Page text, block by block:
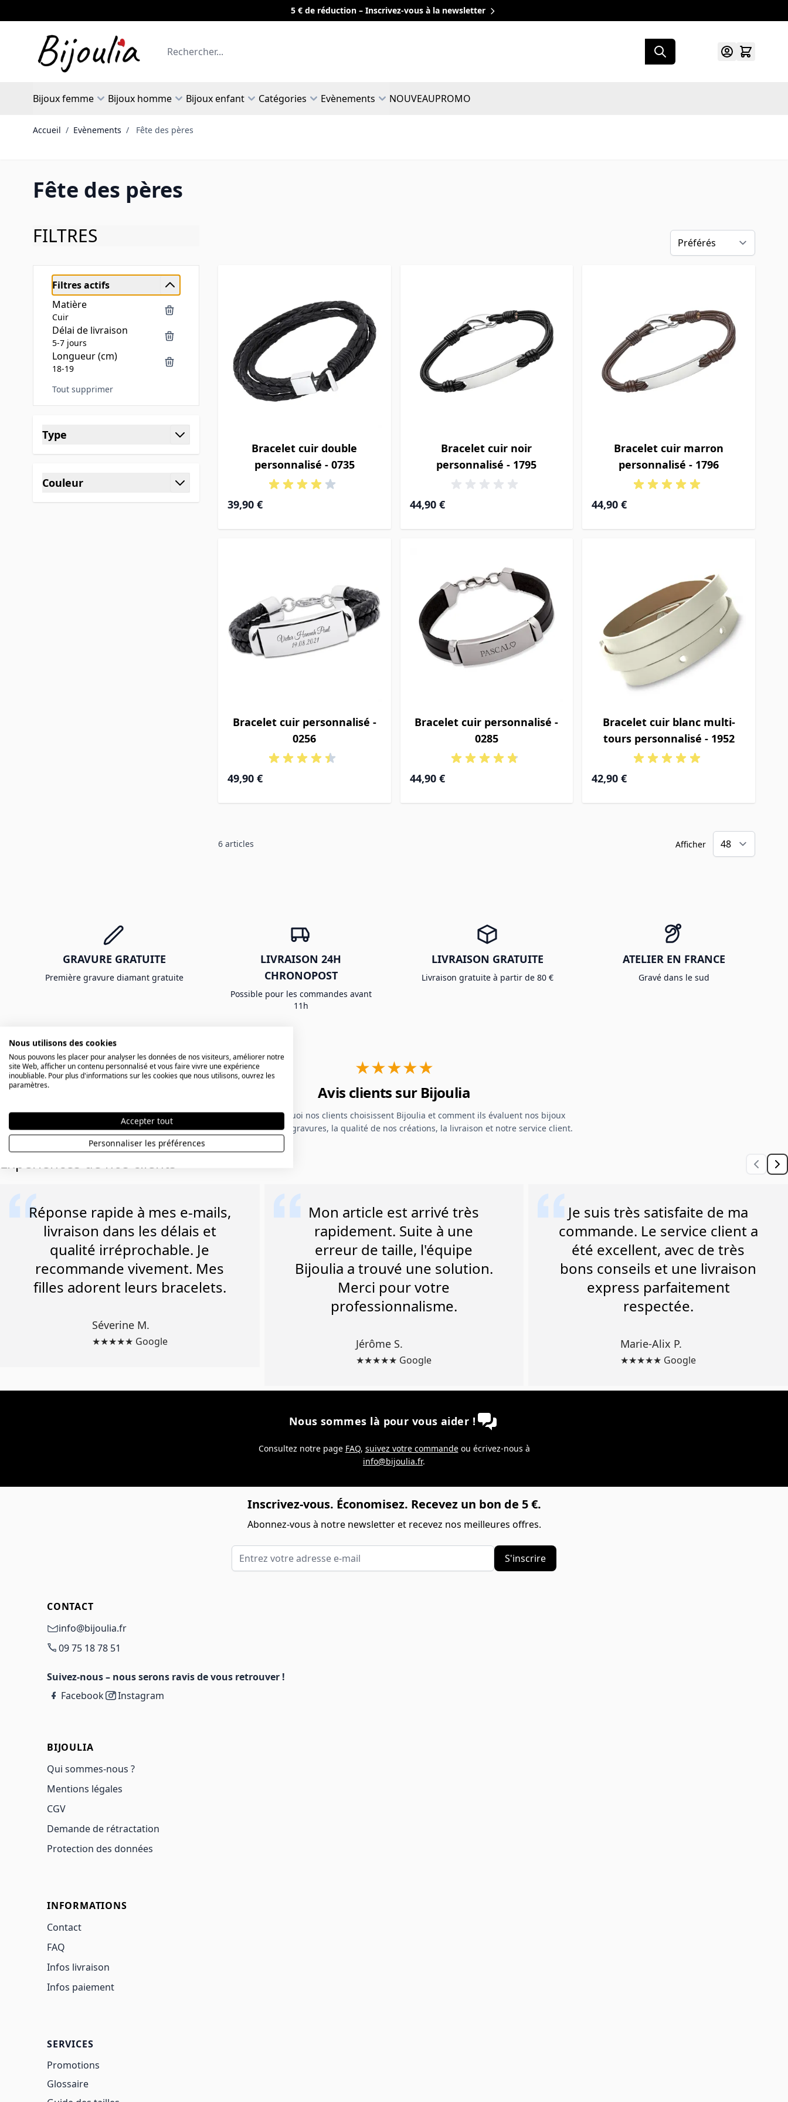
5 € de réduction – Inscrivez-vous à la newsletter
Rechercher
Bijoux femme Bijoux homme Bijoux enfant Catégories Evènements NOUVEAUPROMO
Accueil / Evènements / Fête des pères
Fête des pères
FILTRES
Filtres actifs
Matière
Cuir
Délai de livraison
5-7 jours
Longueur (cm)
18-19
Tout supprimer
Type
Couleur
Bracelet cuir double
personnalisé - 0735
39,90 €
Bracelet cuir noir
personnalisé - 1795
44,90 €
Bracelet cuir marron
personnalisé - 1796
44,90 €
Bracelet cuir personnalisé -
0256
49,90 €
Bracelet cuir personnalisé -
0285
44,90 €
Bracelet cuir blanc multi-
tours personnalisé - 1952
42,90 €
6 articles Afficher
GRAVURE GRATUITE
Première gravure diamant gratuite
LIVRAISON 24H
CHRONOPOST
Possible pour les commandes avant
11h
LIVRAISON GRATUITE
Livraison gratuite à partir de 80 €
ATELIER EN FRANCE
Gravé dans le sud
★★★★★
Avis clients sur Bijoulia
Découvrez pourquoi nos clients choisissent Bijoulia et comment ils évaluent nos bijoux
personnalisés, nos gravures, la qualité de nos créations, la livraison et notre service client.
Expériences de nos clients
Réponse rapide à mes e-mails,
livraison dans les délais et
qualité irréprochable. Je
recommande vivement. Mes
filles adorent leurs bracelets.
Séverine M.
★★★★★ Google
Mon article est arrivé très
rapidement. Suite à une
erreur de taille, l'équipe
Bijoulia a trouvé une solution.
Merci pour votre
professionnalisme.
Jérôme S.
★★★★★ Google
Je suis très satisfaite de ma
commande. Le service client a
été excellent, avec de très
bons conseils et une livraison
express parfaitement
respectée.
Marie-Alix P.
★★★★★ Google
Nous sommes là pour vous aider !
Consultez notre page FAQ, suivez votre commandeou écrivez-nous à
info@bijoulia.fr.
Inscrivez-vous. Économisez. Recevez un bon de 5 €.
Abonnez-vous à notre newsletter et recevez nos meilleures offres.
Entrez votre adresse e-mail S'inscrire
CONTACT
info@bijoulia.fr
09 75 18 78 51
Suivez-nous – nous serons ravis de vous retrouver !
Facebook
Instagram
BIJOULIA
Qui sommes-nous ?
Mentions légales
CGV
Demande de rétractation
Protection des données
INFORMATIONS
Contact
FAQ
Infos livraison
Infos paiement
SERVICES
Promotions
Glossaire
Nous utilisons des cookies
Nous pouvons les placer pour analyser les données de nos visiteurs, améliorer notre
site Web, afficher un contenu personnalisé et vous faire vivre une expérience
inoubliable. Pour plus d'informations sur les cookies que nous utilisons, ouvrez les
paramètres.
Accepter tout
Personnaliser les préférences